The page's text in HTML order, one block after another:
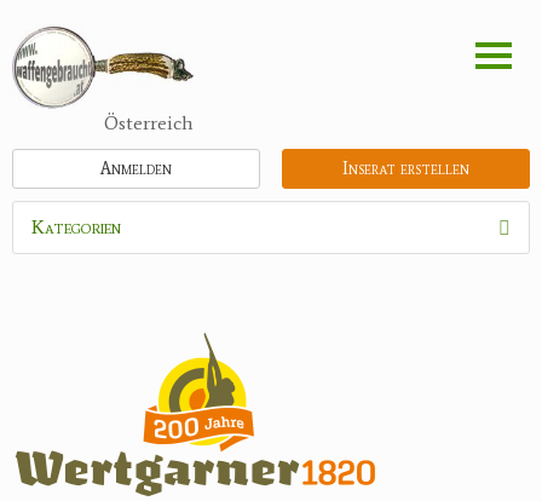
zum
Inhalt
Österreich
Inserat erstellen
Anmelden
Kategorien
Zubehör